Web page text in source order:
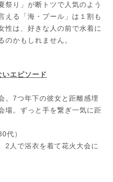
祭り」が断トツで人気のよう
える「海・プール」は１割も
性は、好きな人の前で水着に
のかもしれません。
エピソード
。7つ年下の彼女と距離感埋
場。ずっと手を繋ぎ一気に距
代）
2人で浴衣を着て花火大会に